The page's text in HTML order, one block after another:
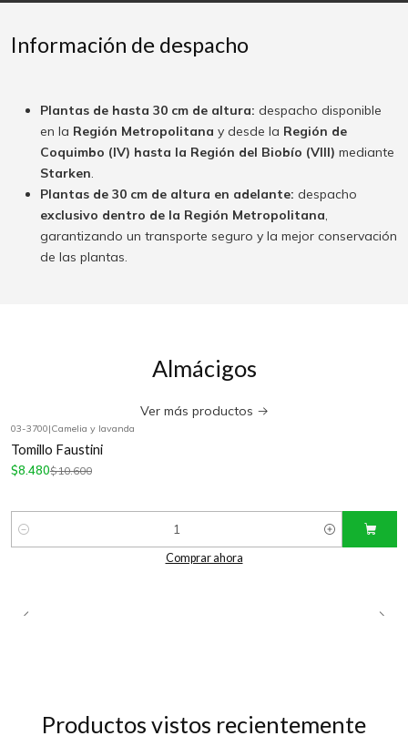
Información de despacho
Plantas de hasta 30 cm de altura: despacho disponible
en la Región Metropolitana y desde la Región de
Coquimbo (IV) hasta la Región del Biobío (VIII) mediante
Starken.
Plantas de 30 cm de altura en adelante: despacho
exclusivo dentro de la Región Metropolitana,
garantizando un transporte seguro y la mejor conservación
de las plantas.
Almácigos
Ver más productos
03-3700|Camelia y lavanda
Tomillo Faustini
$8.480$10.600
Cantidad
Comprar ahora
Productos vistos recientemente